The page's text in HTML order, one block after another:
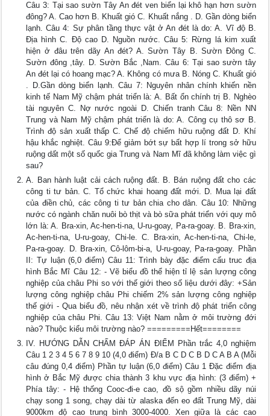
Câu 3: Tại sao sườn Tây An đét ven biển lại khô hạn hơn sườn
đông? A. Cao hơn B. Khuất gió C. Khuất nắng . D. Gần dòng biển
lạnh. Câu 4: Sự phân tầng thực vật ở An đét là do: A. Vĩ độ B.
Địa hình C. Độ cao D. Nguồn nước. Câu 5: Rừng lá kim xuất
hiện ở đâu trên dãy An đét? A. Sườn Tây B. Sườn Đông C.
Sườn đông ,tây. D. Sườn Bắc ,Nam. Câu 6: Tại sao sườn tây
An đét lại có hoang mạc? A. Không có mưa B. Nóng C. Khuất gió
. D.Gần dòng biển lạnh. Câu 7: Nguyên nhân chính khiến nền
kinh tế Nam Mỹ chậm phát triển là: A. Bất ổn chính trị B. Nghèo
tài nguyên C. Nợ nước ngoài D. Chiến tranh Câu 8: Nền NN
Trung và Nam Mỹ chậm phát triển là do: A. Công cụ thô sơ B.
Trình độ sản xuất thấp C. Chế độ chiếm hữu ruộng đất D. Khí
hậu khắc nghiệt. Câu 9:Để giảm bớt sự bất hợp lí trong sở hữu
ruộng dất một số quốc gia Trung và Nam Mĩ đã không làm việc gì
sau?
A. Ban hành luật cải cách ruộng đất. B. Bán ruộng đất cho các
công ti tư bản. C. Tổ chức khai hoang đất mới. D. Mua lại đất
của điền chủ, các công ti tư bản chia cho dân. Câu 10: Những
nước có ngành chăn nuôi bò thịt và bò sữa phát triển với quy mô
lớn là: A. Bra-xin, Ac-hen-ti-na, U-ru-goay, Pa-ra-goay. B. Bra-xin,
Ac-hen-ti-na, U-ru-goay, Chi-le. C. Bra-xin, Ac-hen-ti-na, Chi-le,
Pa-ra-goay. D. Bra-xin, Cô-lôm-bi-a, U-ru-goay, Pa-ra-goay. Phần
II: Tự luận (6,0 điểm) Câu 11: Trình bày đặc điểm cấu truc địa
hình Bắc Mĩ Câu 12: - Vẽ biểu đồ thể hiện tỉ lệ sản lượng công
nghiệp của châu Phi so với thế giới theo số liệu dưới đây: +Sản
lượng công nghiệp châu Phi chiếm 2% sản lượng công nghiệp
thế giới - Qua biểu đồ, nêu nhận xét về trình độ phát triển công
nghiệp của châu Phi. Câu 13: Việt Nam nằm ở môi trường đới
nào? Thuộc kiểu môi trường nào? =========Hết========
IV. HƯỚNG DẪN CHẤM ĐÁP ÁN ĐIỂM Phần trắc 4,0 nghiệm
Câu 1 2 3 4 5 6 7 8 9 10 (4,0 điểm) Đ/a B C D C B D C A B A (Mỗi
câu đúng 0,4 điểm) Phần tự luận (6,0 điểm) Câu 1 Đặc điểm địa
hình ở Bắc Mỹ được chia thành 3 khu vực địa hình: (3 điểm) +
Phía tây: - Hệ thống Cooc-đi-e cao, đồ sộ gồm nhiều dãy núi
chạy song 1 song, chạy dài từ alaska đến eo đất Trung Mỹ, dài
9000km độ cao trung bình 3000-4000. Xen giữa là các cao